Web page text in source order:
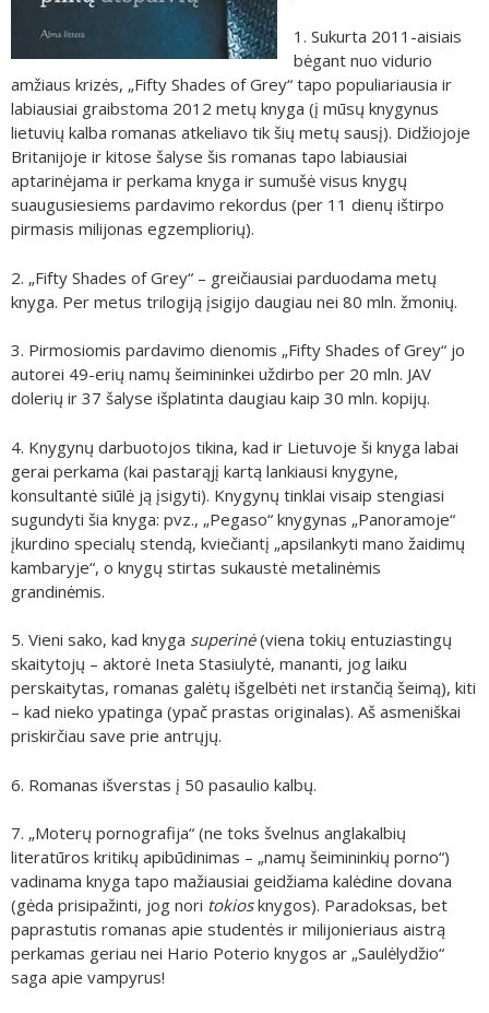
1. Sukurta 2011-aisiais
bėgant nuo vidurio
amžiaus krizės, „Fifty Shades of Grey“ tapo populiariausia ir
labiausiai graibstoma 2012 metų knyga (į mūsų knygynus
lietuvių kalba romanas atkeliavo tik šių metų sausį). Didžiojoje
Britanijoje ir kitose šalyse šis romanas tapo labiausiai
aptarinėjama ir perkama knyga ir sumušė visus knygų
suaugusiesiems pardavimo rekordus (per 11 dienų ištirpo
pirmasis milijonas egzempliorių).
2. „Fifty Shades of Grey“ – greičiausiai parduodama metų
knyga. Per metus trilogiją įsigijo daugiau nei 80 mln. žmonių.
3. Pirmosiomis pardavimo dienomis „Fifty Shades of Grey“ jo
autorei 49-erių namų šeimininkei uždirbo per 20 mln. JAV
dolerių ir 37 šalyse išplatinta daugiau kaip 30 mln. kopijų.
4. Knygynų darbuotojos tikina, kad ir Lietuvoje ši knyga labai
gerai perkama (kai pastarąjį kartą lankiausi knygyne,
konsultantė siūlė ją įsigyti). Knygynų tinklai visaip stengiasi
sugundyti šia knyga: pvz., „Pegaso“ knygynas „Panoramoje“
įkurdino specialų stendą, kviečiantį „apsilankyti mano žaidimų
kambaryje“, o knygų stirtas sukaustė metalinėmis
grandinėmis.
5. Vieni sako, kad knyga superinė(viena tokių entuziastingų
skaitytojų – aktorė Ineta Stasiulytė, mananti, jog laiku
perskaitytas, romanas galėtų išgelbėti net irstančią šeimą), kiti
– kad nieko ypatinga (ypač prastas originalas). Aš asmeniškai
priskirčiau save prie antrųjų.
6. Romanas išverstas į 50 pasaulio kalbų.
7. „Moterų pornografija“ (ne toks švelnus anglakalbių
literatūros kritikų apibūdinimas – „namų šeimininkių porno“)
vadinama knyga tapo mažiausiai geidžiama kalėdine dovana
(gėda prisipažinti, jog nori tokiosknygos). Paradoksas, bet
paprastutis romanas apie studentės ir milijonieriaus aistrą
perkamas geriau nei Hario Poterio knygos ar „Saulėlydžio“
saga apie vampyrus!